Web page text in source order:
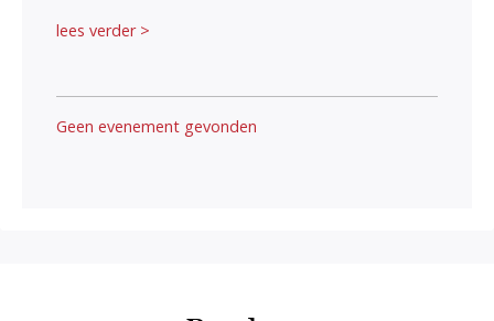
lees verder >
Geen evenement gevonden